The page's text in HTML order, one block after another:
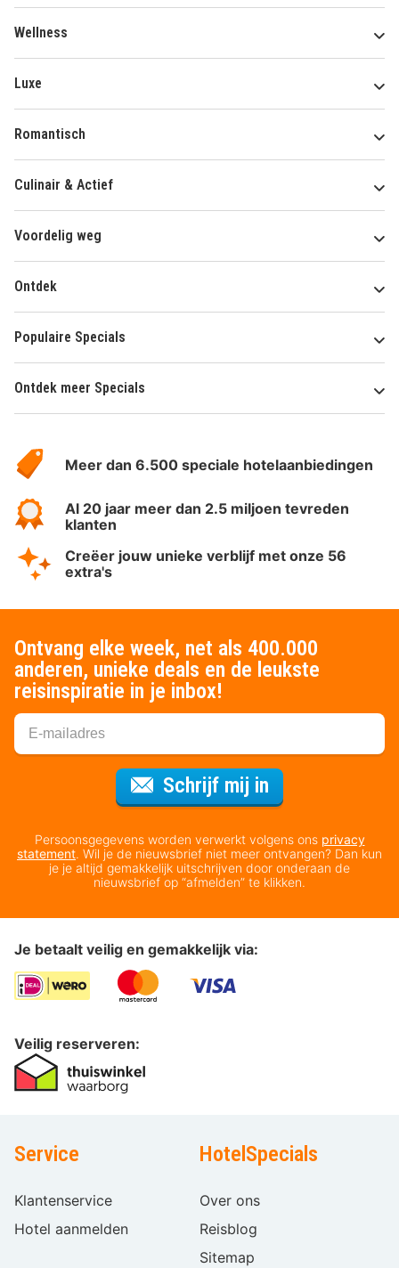
Wellness
Luxe
Romantisch
Culinair & Actief
Voordelig weg
Ontdek
Populaire Specials
Ontdek meer Specials
HotelSpecials
Meer dan 6.500 speciale hotelaanbiedingen
Al 20 jaar meer dan 2.5 miljoen tevreden
klanten
Creëer jouw unieke verblijf met onze 56
extra's
Ontvang elke week, net als 400.000
anderen, unieke deals en de leukste
reisinspiratie in je inbox!
Schrijf mij in
Persoonsgegevens worden verwerkt volgens ons privacy
statement. Wil je de nieuwsbrief niet meer ontvangen? Dan kun
je je altijd gemakkelijk uitschrijven door onderaan de
nieuwsbrief op “afmelden” te klikken.
Je betaalt veilig en gemakkelijk via:
Veilig reserveren:
Service
Klantenservice
Hotel aanmelden
HotelSpecials
Over ons
Reisblog
Sitemap